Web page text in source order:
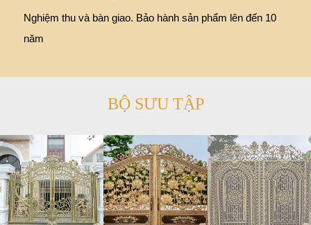
Nghiệm thu và bàn giao. Bảo hành sản phẩm lên đến 10
năm
BỘ SƯU TẬP